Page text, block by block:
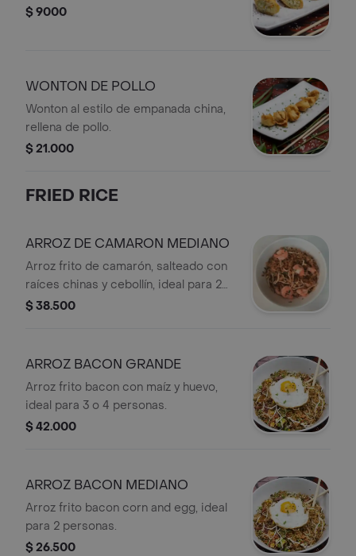
$ 9000
WONTON DE POLLO
Wonton al estilo de empanada china,
rellena de pollo.
$ 21.000
FRIED RICE
ARROZ DE CAMARON MEDIANO
Arroz frito de camarón, salteado con
raíces chinas y cebollín, ideal para 2
personas.
$ 38.500
ARROZ BACON GRANDE
Arroz frito bacon con maíz y huevo,
ideal para 3 o 4 personas.
$ 42.000
ARROZ BACON MEDIANO
Arroz frito bacon corn and egg, ideal
para 2 personas.
$ 26.500